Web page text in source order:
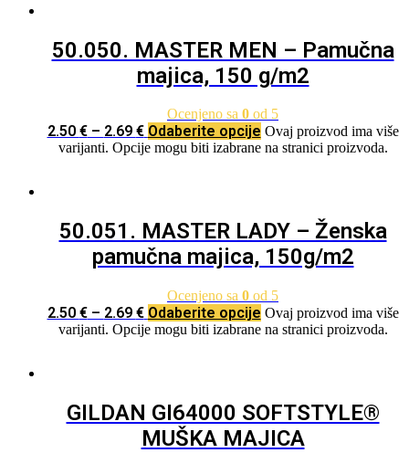
50.050. MASTER MEN – Pamučna
majica, 150 g/m2
Ocenjeno sa 0 od 5
2.50 €– 2.69 € Odaberite opcije Ovaj proizvod ima više
varijanti. Opcije mogu biti izabrane na stranici proizvoda.
50.051. MASTER LADY – Ženska
pamučna majica, 150g/m2
Ocenjeno sa 0 od 5
2.50 €– 2.69 € Odaberite opcije Ovaj proizvod ima više
varijanti. Opcije mogu biti izabrane na stranici proizvoda.
GILDAN GI64000 SOFTSTYLE®
MUŠKA MAJICA